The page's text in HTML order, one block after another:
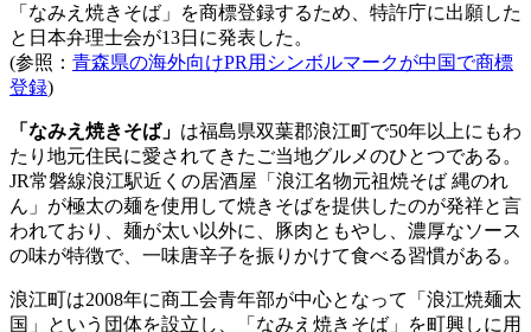
「なみえ焼きそば」を商標登録するため、特許庁に出願した
と日本弁理士会が13日に発表した。
(参照： 青森県の海外向けPR用シンボルマークが中国で商標
登録)
「なみえ焼きそば」 は福島県双葉郡浪江町で50年以上にもわ
たり地元住民に愛されてきたご当地グルメのひとつである。
JR常磐線浪江駅近くの居酒屋「浪江名物元祖焼そば 縄のれ
ん」が極太の麺を使用して焼きそばを提供したのが発祥と言
われており、麺が太い以外に、豚肉ともやし、濃厚なソース
の味が特徴で、一味唐辛子を振りかけて食べる習慣がある。
浪江町は2008年に商工会青年部が中心となって「浪江焼麺太
国」という団体を設立し、「なみえ焼きそば」を町興しに用